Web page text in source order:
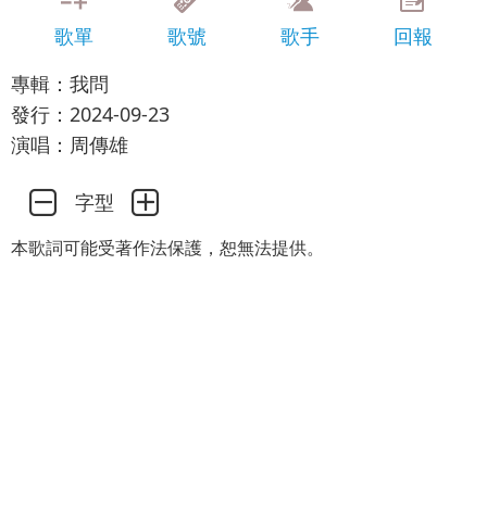
歌單 歌號 歌手
回報
專輯：我問
發行：2024-09-23
演唱：周傳雄
字型
本歌詞可能受著作法保護，恕無法提供。